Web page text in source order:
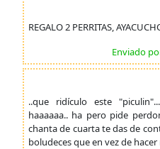
REGALO 2 PERRITAS,
Enviado
..que ridículo este
haaaaaa.. ha pero pide
chanta de cuarta te das de
boludeces que en vez de hacer